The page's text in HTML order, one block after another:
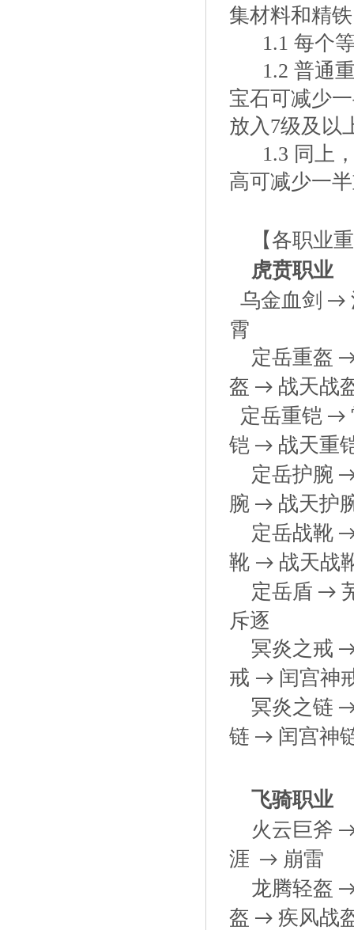
集材料和精
1.1 每个
1.2 普通
宝石可减少
放入7级及以
1.3 同上
高可减少一
【各职业
虎贲职业
乌金血剑 →
霄
定岳重盔
盔 → 战天战
定岳重铠 →
铠 → 战天重
定岳护腕
腕 → 战天护
定岳战靴
靴 → 战天战
定岳盾 →
斥逐
冥炎之戒
戒 → 闰宫神
冥炎之链
链 → 闰宫神
飞骑职业
火云巨斧
涯 → 崩雷
龙腾轻盔
盔 → 疾风战